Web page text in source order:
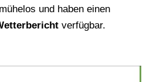
und haben einen
verfügbar.